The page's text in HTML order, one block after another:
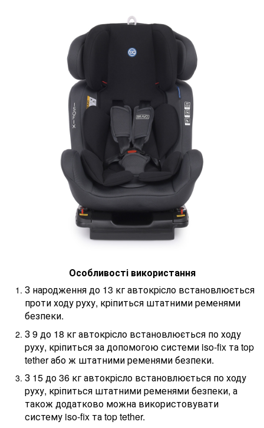
Особливості використання
З народження до 13 кг автокрісло встановлюється
проти ходу руху, кріпиться штатними ременями
безпеки.
З 9 до 18 кг автокрісло встановлюється по ходу
руху, кріпиться за допомогою системи iso-fix та top
tether або ж штатними ременями безпеки.
З 15 до 36 кг автокрісло встановлюється по ходу
руху, кріпиться штатними ременями безпеки, а
також додатково можна використовувати
систему iso-fix та top tether.